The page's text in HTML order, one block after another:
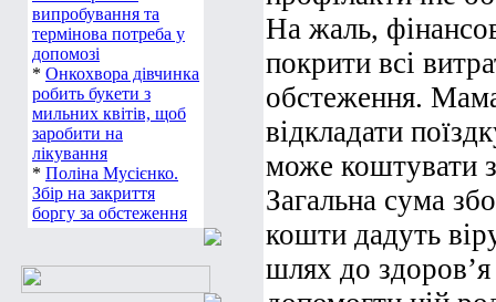
випробування та
термінова потреба у
допомозі
* Онкохвора дівчинка
робить букети з
мильних квітів, щоб
заробити на
лікування
* Поліна Мусієнко.
Збір на закриття
боргу за обстеження
На жаль,
покрити всі
обстеження.
відкладати
може коштувати
Загальна сума
кошти дадуть
шлях до